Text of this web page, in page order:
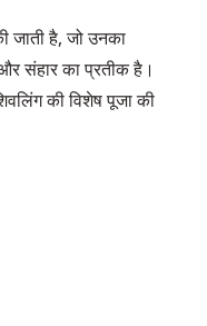
जाती है, जो उनका
संहार का प्रतीक है।
की विशेष पूजा की